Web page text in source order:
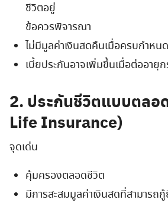
ชีวิตอยู่
ข้อควรพิจารณา
ไม่มีมูลค่าเงินสดคืนเมื่อครบกำห
เบี้ยประกันอาจเพิ่มขึ้นเมื่อต่ออายุ
2. ประกันชีวิตแบบตลอ
Life Insurance)
จุดเด่น
คุ้มครองตลอดชีวิต
มีการสะสมมูลค่าเงินสดที่สามารถ